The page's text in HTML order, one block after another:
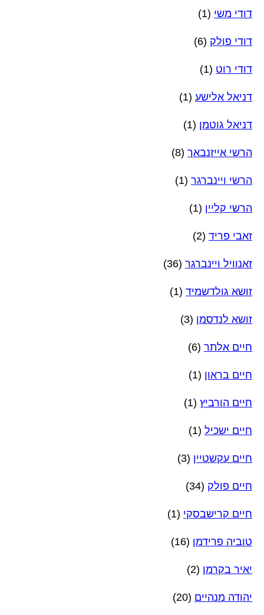
דודי משי (1)
דודי פולק (6)
דודי רוט (1)
דניאל אלישע (1)
דניאל גוטמן (1)
הרשי אייזנבאך (8)
הרשי ויינברגר (1)
הרשי קליין (1)
זאבי פריד (2)
זאנוויל ויינברגר (36)
זושא גולדשמיד (1)
זושא לנדסמן (3)
חיים אלתר (6)
חיים בראון (1)
חיים הורביץ (1)
חיים ישכיל (1)
חיים עקשטיין (3)
חיים פולק (34)
חיים קרישבסקי (1)
טוביה פרידמן (16)
יאיר בקרמן (2)
יהודה מנהיים (20)